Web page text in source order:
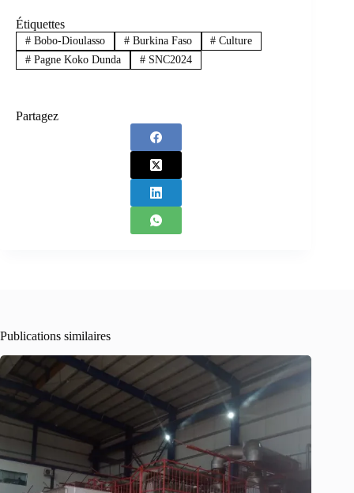
Étiquettes
#Bobo-Dioulasso #Burkina Faso # Culture
#Pagne Koko Dunda #SNC2024
Partagez
Publications similaires